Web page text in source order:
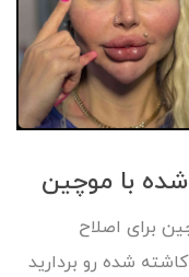
با موچین
برای اصلاح
شده رو بردارید